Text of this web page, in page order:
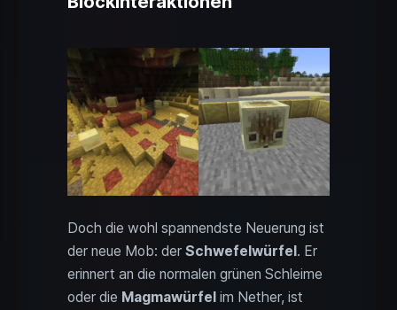
Doch die wohl spannendste Neuerung ist
der neue Mob: der Schwefelwürfel. Er
erinnert an die normalen grünen Schleime
oder die Magmawürfel im Nether, ist